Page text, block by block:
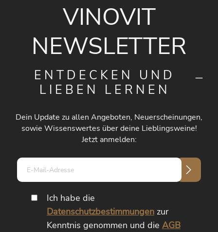
VINOVIT
NEWSLETTER
ENTDECKEN UND
LIEBEN LERNEN
Dein Update zu allen Angeboten, Neuerscheinungen,
sowie Wissenswertes über deine Lieblingsweine!
Jetzt anmelden:
Adresse*
Ich habe die
Datenschutzbestimmungenzur
Kenntnis genommen und die AGB